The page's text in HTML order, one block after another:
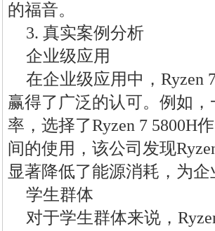
的福音。
3. 真实案例分析
企业级应用
在企业级应用中，Ryzen
赢得了广泛的认可。例如
率，选择了Ryzen 7 5800H
间的使用，该公司发现
显著降低了能源消耗，为
学生群体
对于学生群体来说，